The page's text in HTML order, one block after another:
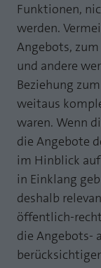
Funktionen,
werden.
Angebots,
und andere
Beziehung
weitaus
waren. Wenn
die Angebote
im Hinblick
in Einklang
deshalb
öffentlich-
die Angebots-